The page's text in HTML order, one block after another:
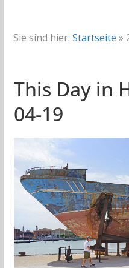
Sie sind hier: Startseite »
This Day in
04-19